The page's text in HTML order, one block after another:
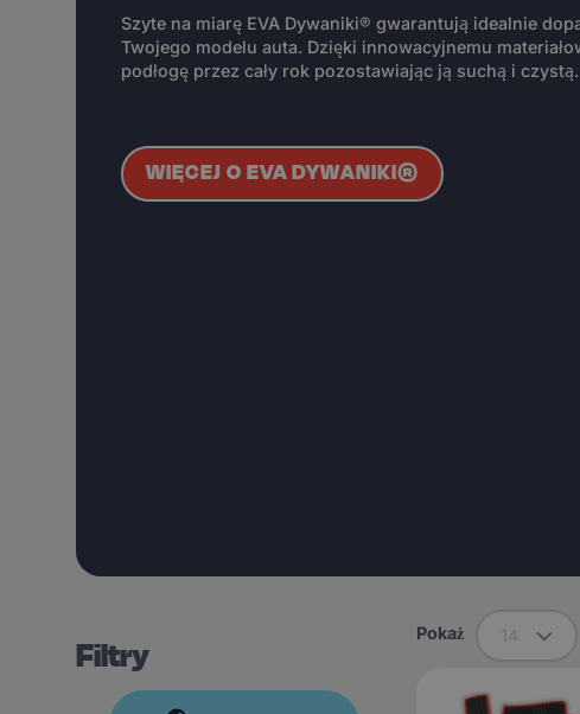
Szyte na miarę EVA Dywaniki® gwarantują idealnie
Twojego modelu auta. Dzięki innowacyjnemu
podłogę przez cały rok pozostawiając ją suchą i czystą.
WIĘCEJ O EVA DYWANIKI®
Filtry Pokaż